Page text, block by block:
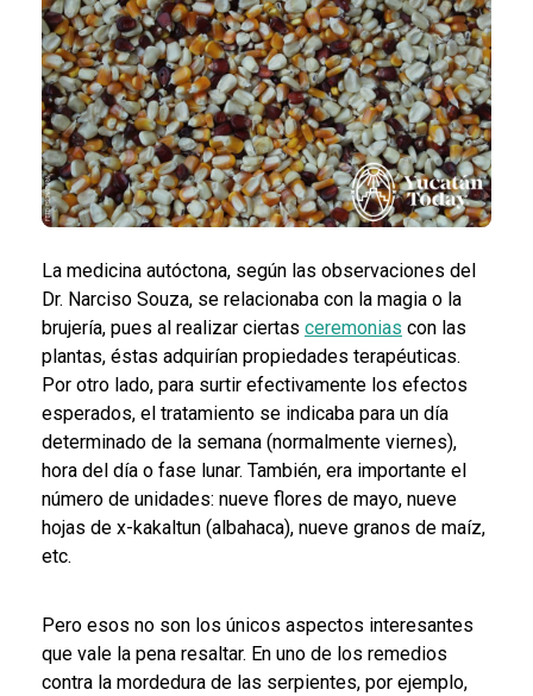
La medicina autóctona, según las observaciones del
Dr. Narciso Souza, se relacionaba con la magia o la
brujería, pues al realizar ciertas ceremonias con las
plantas, éstas adquirían propiedades terapéuticas.
Por otro lado, para surtir efectivamente los efectos
esperados, el tratamiento se indicaba para un día
determinado de la semana (normalmente viernes),
hora del día o fase lunar. También, era importante el
número de unidades: nueve flores de mayo, nueve
hojas de x-kakaltun (albahaca), nueve granos de maíz,
etc.
Pero esos no son los únicos aspectos interesantes
que vale la pena resaltar. En uno de los remedios
contra la mordedura de las serpientes, por ejemplo,